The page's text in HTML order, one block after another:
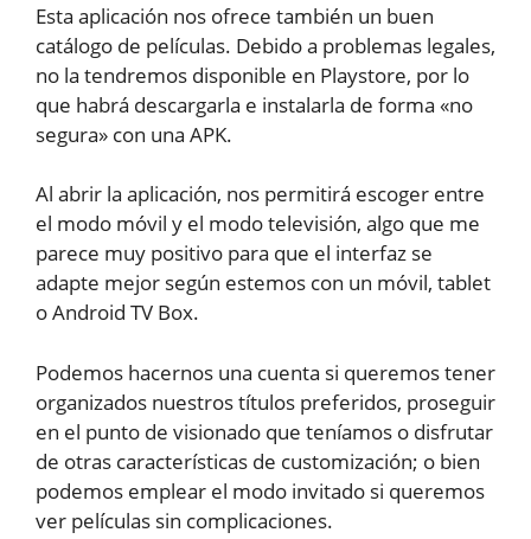
Esta aplicación nos ofrece también un buen
catálogo de películas. Debido a problemas legales,
no la tendremos disponible en Playstore, por lo
que habrá descargarla e instalarla de forma «no
segura» con una APK.
Al abrir la aplicación, nos permitirá escoger entre
el modo móvil y el modo televisión, algo que me
parece muy positivo para que el interfaz se
adapte mejor según estemos con un móvil, tablet
o Android TV Box.
Podemos hacernos una cuenta si queremos tener
organizados nuestros títulos preferidos, proseguir
en el punto de visionado que teníamos o disfrutar
de otras características de customización; o bien
podemos emplear el modo invitado si queremos
ver películas sin complicaciones.